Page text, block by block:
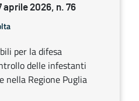
aprile 2026, n. 76
per la difesa
delle infestanti
nella Regione Puglia